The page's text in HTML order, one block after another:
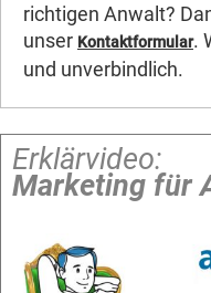
richtigen Anwalt?
unser Kontaktformular.
und unverbindlich.
Erklärvideo:
Marketing für